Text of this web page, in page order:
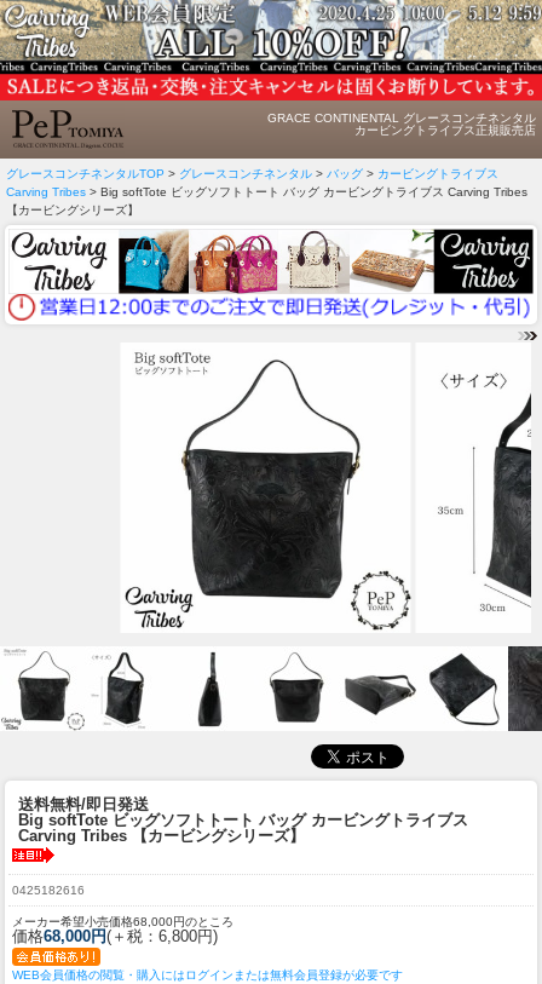
GRACE CONTINENTAL グレースコンチネンタル
カービングトライブス正規販売店
グレースコンチネンタルTOP > グレースコンチネンタル > バッグ > カービングトライブス
Carving Tribes > Big softTote ビッグソフトトート バッグ カービングトライブス Carving Tribes
【カービングシリーズ】
送料無料/即日発送
Big softTote ビッグソフトトート バッグ カービングトライブス
Carving Tribes 【カービングシリーズ】
0425182616
メーカー希望小売価格68,000円のところ
価格68,000円(＋税：6,800円)
WEB会員価格の閲覧・購入にはログインまたは無料会員登録が必要です